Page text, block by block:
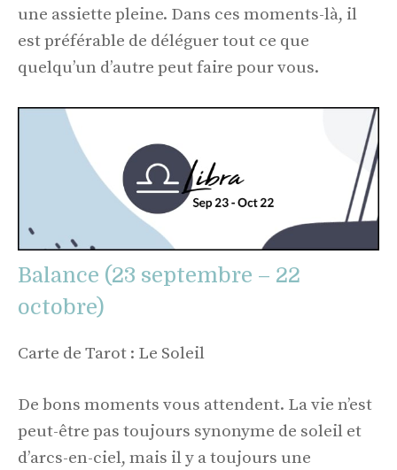
une assiette pleine. Dans ces moments-là, il
est préférable de déléguer tout ce que
quelqu’un d’autre peut faire pour vous.
Balance (23 septembre – 22
octobre)
Carte de Tarot : Le Soleil
De bons moments vous attendent. La vie n’est
peut-être pas toujours synonyme de soleil et
d’arcs-en-ciel, mais il y a toujours une